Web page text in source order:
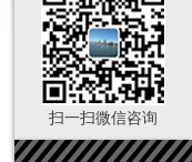
扫一扫微信咨询